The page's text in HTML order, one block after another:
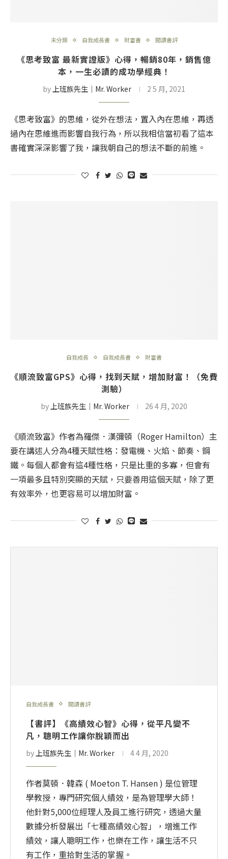
未分類 自我成長書 財富書 閱讀書評
《思考致富 最新實證版》心得，暢銷80年，銷售億
本，一生必讀的成功學經典！
by上班族先生│Mr. Worker 2 5 月, 2021
《思考致富》的思維，從外在想法，置入內在思維，再透
過內在思維進而影響自我行為，所以我相信當初看了這本
書確實深深影響了我，讓我朝自己的想法不斷的前進。
自我成長 自我成長書 財富書
《順流致富GPS》心得，找到天賦，增加財富！（免費
測驗）
by上班族先生│Mr. Worker 26 4 月, 2020
《順流致富》作者為羅傑．漢彌頓（Roger Hamilton）主
要在講述人分為4種天賦性格：發電機、火焰、節奏、鋼
鐵。每個人都會有這4種性格，只是比重的多寡，但會有
一項最多且特別突顯的天賦，只要善用這個天賦，除了更
有效率外，也更容易可以增加財富。
自我成長書 閱讀書評
【書評】《高績效心智》心得，從平凡變不
凡，聰明工作讓你脫穎而出
by 上班族先生│Mr. Worker 4 4 月, 2020
作者莫頓．韓森 ( Moeton T. Hansen ) 是位管理
學教授，專門研究個人績效，是為管理學大師！
他針對5,000位經理人及員工進行研究，透過大量
數據分析發展出「七種高績效心智」，增進工作
績效，讓人聰明工作，也樂在工作，讓生活不只
有工作，重拾對生活的掌握。